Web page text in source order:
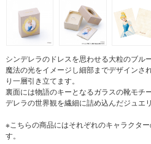
シンデレラのドレスを思わせる大粒のブル
魔法の光をイメージし細部までデザインさ
り一層引き立てます。
裏面には物語のキーとなるガラスの靴モチ
デレラの世界観を繊細に詰め込んだジュエ
※こちらの商品にはそれぞれのキャラクタ
す。